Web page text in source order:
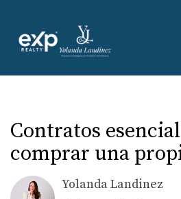
Contratos
comprar una
Yolanda Landinez